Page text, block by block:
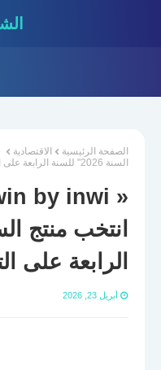
الصفحة الرئيسية الاقتصادية
السنة 2026" للسنة الرابعة على التوالي!
الرابعة على
أبريل 23, 2026